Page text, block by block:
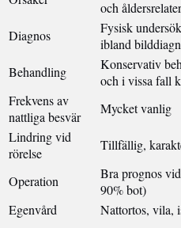
och
Diagnos
Fysisk
ibland
Behandling
Konservativ
och i vissa fall
Frekvens av
nattliga besvär
Mycket vanlig
Lindring vid
rörelse
Tillfällig,
Operation
Bra prognos
90% bot)
Egenvård
Nattortos, vila,